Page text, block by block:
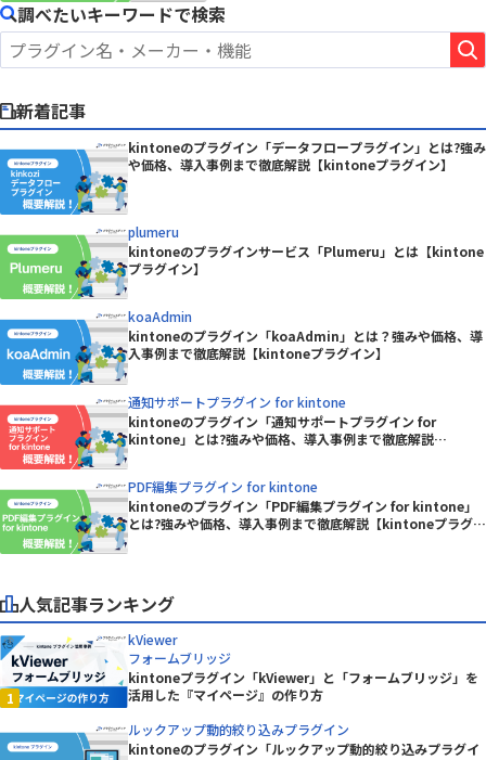
調べたいキーワードで検索
新着記事
kintoneのプラグイン「データフロープラグイン」とは?強み
や価格、導入事例まで徹底解説【kintoneプラグイン】
plumeru
kintoneのプラグインサービス「Plumeru」とは【kintone
プラグイン】
koaAdmin
kintoneのプラグイン「koaAdmin」とは？強みや価格、導
入事例まで徹底解説【kintoneプラグイン】
通知サポートプラグイン for kintone
kintoneのプラグイン「通知サポートプラグイン for
kintone」とは?強みや価格、導入事例まで徹底解説
PDF編集プラグイン for kintone
kintoneのプラグイン「PDF編集プラグイン for kintone」
とは?強みや価格、導入事例まで徹底解説【kintoneプラグイ
人気記事ランキング
kViewer
フォームブリッジ
kintoneプラグイン「kViewer」と「フォームブリッジ」を
活用した『マイページ』の作り方
ルックアップ動的絞り込みプラグイン
kintoneのプラグイン「ルックアップ動的絞り込みプラグイ